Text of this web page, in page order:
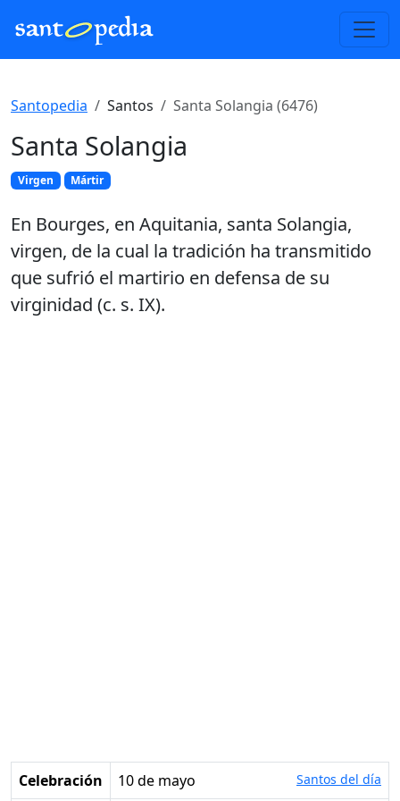
Santopedia Santos Santa Solangia (6476)
Santa Solangia
Virgen Mártir
En Bourges, en Aquitania, santa Solangia,
virgen, de la cual la tradición ha transmitido
que sufrió el martirio en defensa de su
virginidad (c. s. IX).
Celebración 10 de mayo Santos del día